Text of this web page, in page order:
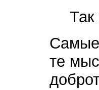
Самые
те